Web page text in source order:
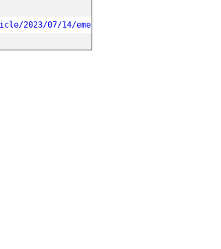
2023/07/14/emeutes-urbaines-ou-en-est-